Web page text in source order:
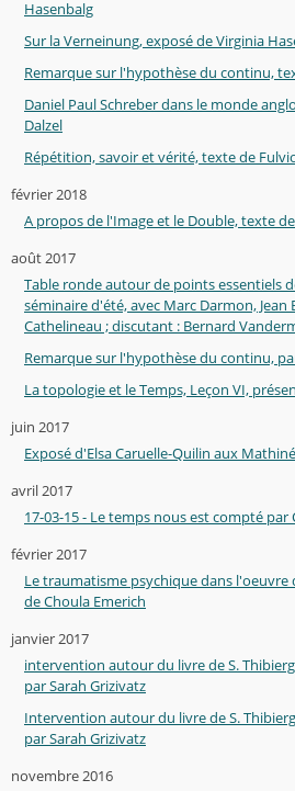
Hasenbalg
Sur la Verneinung, exposé de Virginia
Remarque sur l'hypothèse du continu,
Daniel Paul Schreber dans le monde
Dalzel
Répétition, savoir et vérité, texte de
février 2018
A propos de l'Image et le Double, texte
août 2017
Table ronde autour de points essentiels
séminaire d'été, avec Marc Darmon,
Cathelineau ; discutant : Bernard
Remarque sur l'hypothèse du continu,
La topologie et le Temps, Leçon VI,
juin 2017
Exposé d'Elsa Caruelle-Quilin aux
avril 2017
17-03-15 - Le temps nous est compté
février 2017
Le traumatisme psychique dans l'oeuvre
de Choula Emerich
janvier 2017
intervention autour du livre de S.
par Sarah Grizivatz
Intervention autour du livre de S.
par Sarah Grizivatz
novembre 2016